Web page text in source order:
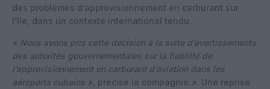
des problèmes d’approvisionnement en carburant sur
l’île, dans un contexte international tendu.
« Nous avons pris cette décision à la suite d’avertissements
des autorités gouvernementales sur la fiabilité de
l’approvisionnement en carburant d’aviation dans les
aéroports cubains », précise la compagnie. ». Une reprise